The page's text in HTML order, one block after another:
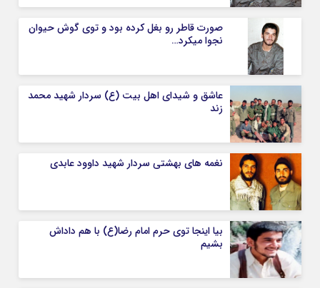
مرا به خاطر بسپار
صورت قاطر رو بغل کرده بود و توی گوش حیوان
نجوا میکرد…
عاشق و شیدای اهل بیت (ع) سردار شهید محمد
زند
نغمه های بهشتی سردار شهید داوود عابدی
بیا اینجا توی حرم امام رضا(ع) با هم داداش
بشیم